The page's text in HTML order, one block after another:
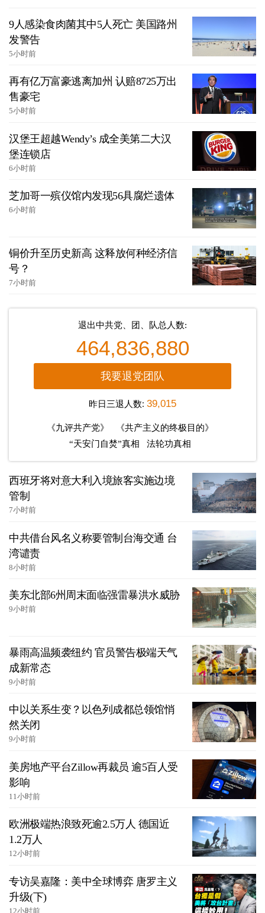
9人感染食肉菌其中5人死亡 美国路州
发警告
5小时前
再有亿万富豪逃离加州 认赔8725万出
售豪宅
5小时前
汉堡王超越Wendy’s 成全美第二大汉
堡连锁店
6小时前
芝加哥一殡仪馆内发现56具腐烂遗体
6小时前
铜价升至历史新高 这释放何种经济信
号？
7小时前
退出中共党、团、队总人数:
464,836,880
我要退党团队
昨日三退人数: 39,015
《九评共产党》
《共产主义的终极目的》
“天安门自焚”真相
法轮功真相
西班牙将对意大利入境旅客实施边境
管制
7小时前
中共借台风名义称要管制台海交通 台
湾谴责
8小时前
美东北部6州周末面临强雷暴洪水威胁
9小时前
暴雨高温频袭纽约 官员警告极端天气
成新常态
9小时前
中以关系生变？以色列成都总领馆悄
然关闭
9小时前
美房地产平台Zillow再裁员 逾5百人受
影响
11小时前
欧洲极端热浪致死逾2.5万人 德国近
1.2万人
12小时前
专访吴嘉隆：美中全球博弈 唐罗主义
升级(下)
12小时前